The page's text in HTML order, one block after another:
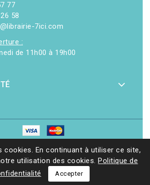
77
58
7ici.com
:
de 11h00 à 19h00
cookies. En continuant à utiliser ce site,
utilisation des cookies. Politique de
Accepter
7ici| Site web réalisé par Ethicweb